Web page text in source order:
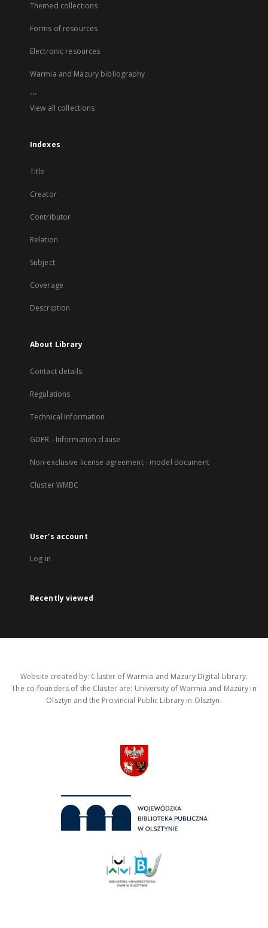
Themed collections
Forms of resources
Electronic resources
Warmia and Mazury bibliography
...
View all collections
Indexes
Title
Creator
Contributor
Relation
Subject
Coverage
Description
About Library
Contact details
Regulations
Technical Information
GDPR - Information clause
Non-exclusive license agreement - model document
Cluster WMBC
User's account
Log in
Recently viewed
Website created by: Cluster of Warmia and Mazury Digital Library.
The co-founders of the Cluster are: University of Warmia and Mazury in
Olsztyn and the Provincial Public Library in Olsztyn.